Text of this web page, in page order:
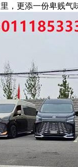
，更添一份卑贱气